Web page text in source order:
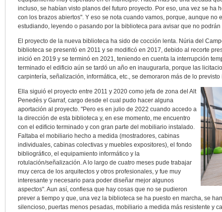
incluso, se habían visto planos del futuro proyecto. Por eso, una vez se ha
con los brazos abiertos". Y eso se nota cuando vamos, porque, aunque no
estudiando, leyendo o pasando por la biblioteca para avisar que no
El proyecto de la nueva biblioteca ha sido de cocción lenta. Núria del
biblioteca se presentó en 2011 y se modificó en 2017, debido al recorte
inició en 2019 y se terminó en 2021, teniendo en cuenta la interrupción
terminado el edificio aún se tardó un año en inaugurarla, porque las
carpintería, señalización, informática, etc., se demoraron más de lo
Ella siguió el proyecto entre 2011 y 2020 como jefa de zona del Alt
Penedès y Garraf, cargo desde el cual pudo hacer alguna
aportación al proyecto. "Pero es en julio de 2022 cuando accedo a
la dirección de esta biblioteca y, en ese momento, me encuentro
con el edificio terminado y con gran parte del mobiliario instalado.
Faltaba el mobiliario hecho a medida (mostradores, cabinas
individuales, cabinas colectivas y muebles expositores), el fondo
bibliográfico, el equipamiento informático y la
rotulación/señalización. A lo largo de cuatro meses pude trabajar
muy cerca de los arquitectos y otros profesionales, y fue muy
interesante y necesario para poder diseñar mejor algunos
aspectos". Aun así, confiesa que hay cosas que no se pudieron
prever a tiempo y que, una vez la biblioteca se ha puesto en marcha, se
silencioso, puertas menos pesadas, mobiliario a medida más resistente y